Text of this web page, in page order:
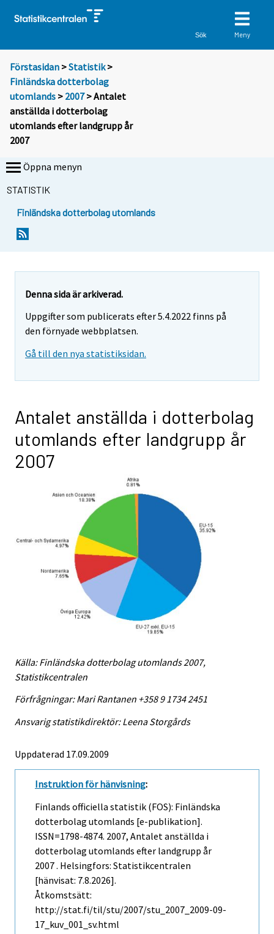
Sök Meny
Förstasidan >Statistik >
Finländska dotterbolag
utomlands > 2007> Antalet
anställda i dotterbolag
utomlands efter landgrupp år
2007
Öppna menyn
STATISTIK
Finländska dotterbolag utomlands
Denna sida är arkiverad.
Uppgifter som publicerats efter 5.4.2022 finns på
den förnyade webbplatsen.
Gå till den nya statistiksidan.
Antalet anställda i dotterbolag
utomlands efter landgrupp år
2007
Källa: Finländska dotterbolag utomlands 2007,
Statistikcentralen
Förfrågningar: Mari Rantanen +358 9 1734 2451
Ansvarig statistikdirektör: Leena Storgårds
Uppdaterad 17.09.2009
Instruktion för hänvisning:
Finlands officiella statistik (FOS): Finländska
dotterbolag utomlands [e-publikation].
ISSN=1798-4874. 2007, Antalet anställda i
dotterbolag utomlands efter landgrupp år
2007 . Helsingfors: Statistikcentralen
[hänvisat: 7.8.2026].
Åtkomstsätt:
http://stat.fi/til/stu/2007/stu_2007_2009-09-
17_kuv_001_sv.html